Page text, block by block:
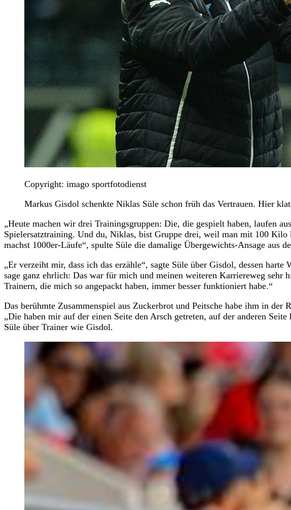
Copyright: imago sportfotodienst
Markus Gisdol schenkte Niklas Süle schon früh das Vertrauen. Hier
„Heute machen wir drei Trainingsgruppen: Die, die gespielt haben, laufen
Spielersatztraining. Und du, Niklas, bist Gruppe drei, weil man mit 100 Kilo
machst 1000er-Läufe“, spulte Süle die damalige Übergewichts-Ansage aus
„Er verzeiht mir, dass ich das erzähle“, sagte Süle über Gisdol, dessen
sage ganz ehrlich: Das war für mich und meinen weiteren Karriereweg sehr
Trainern, die mich so angepackt haben, immer besser funktioniert habe.“
Das berühmte Zusammenspiel aus Zuckerbrot und Peitsche habe ihm in der
„Die haben mir auf der einen Seite den Arsch getreten, auf der anderen
Süle über Trainer wie Gisdol.